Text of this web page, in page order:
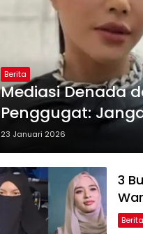
Berita
Mediasi Denada
Penggugat:
23 Januari 2026
3
Berita